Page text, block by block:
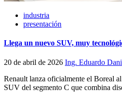
industria
presentación
Llega un nuevo SUV, muy
20 de abril de 2026 Ing. Eduardo
Renault lanza oficialmente el Boreal
SUV del segmento C que combina